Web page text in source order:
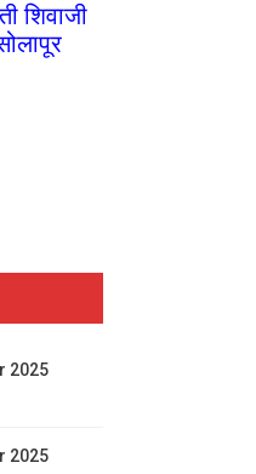
शिवाजी
2025
2025